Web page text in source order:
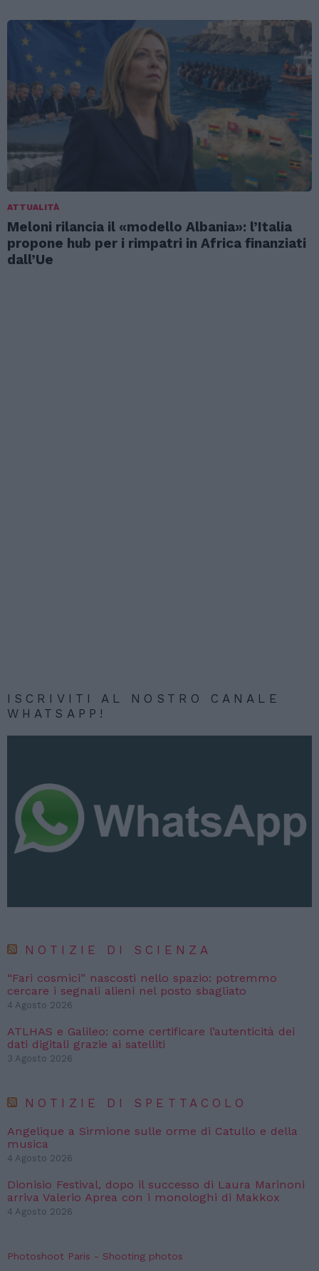
ATTUALITÀ
Meloni rilancia il «modello Albania»: l’Italia
propone hub per i rimpatri in Africa finanziati
dall’Ue
ISCRIVITI AL NOSTRO CANALE
WHATSAPP!
NOTIZIE DI SCIENZA
“Fari cosmici” nascosti nello spazio: potremmo
cercare i segnali alieni nel posto sbagliato
4 Agosto 2026
ATLHAS e Galileo: come certificare l’autenticità dei
dati digitali grazie ai satelliti
3 Agosto 2026
NOTIZIE DI SPETTACOLO
Angelique a Sirmione sulle orme di Catullo e della
musica
4 Agosto 2026
Dionisio Festival, dopo il successo di Laura Marinoni
arriva Valerio Aprea con i monologhi di Makkox
4 Agosto 2026
Photoshoot Paris - Shooting photos